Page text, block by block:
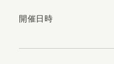
開催日時